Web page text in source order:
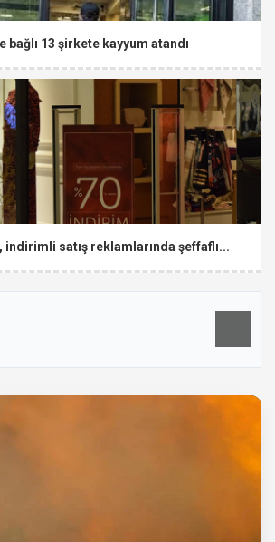
bağlı 13 şirkete kayyum atandı
indirimli satış reklamlarında şeffaflı...